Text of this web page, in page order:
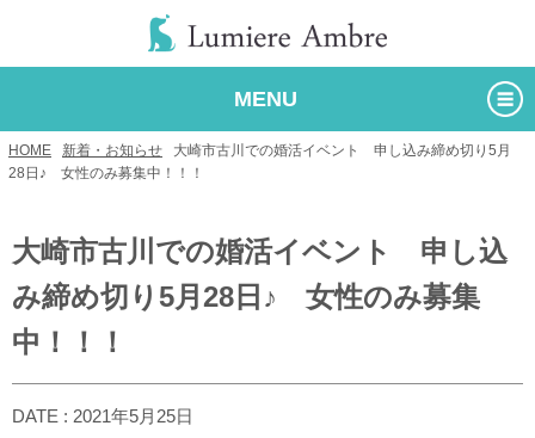
MENU
HOME 新着・お知らせ
大崎市古川での婚活イベント 申し込み締め切り5月
28日♪ 女性のみ募集中！！！
大崎市古川での婚活イベント 申し込
み締め切り5月28日♪ 女性のみ募集
中！！！
DATE : 2021年5月25日